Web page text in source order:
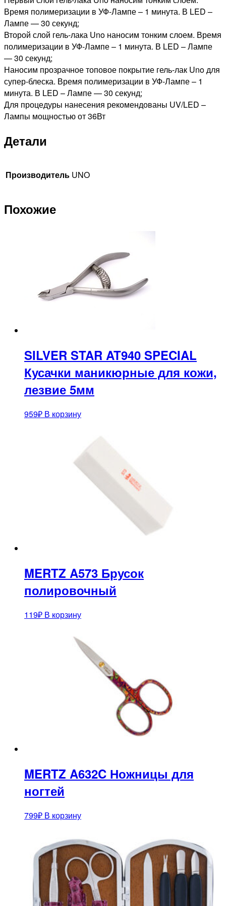
Время полимеризации в УФ-Лампе – 1 минута. В LED –
Лампе — 30 секунд;
Второй слой гель-лака Uno наносим тонким слоем. Время
полимеризации в УФ-Лампе – 1 минута. В LED – Лампе
— 30 секунд;
Наносим прозрачное топовое покрытие гель-лак Uno для
супер-блеска. Время полимеризации в УФ-Лампе – 1
минута. В LED – Лампе — 30 секунд;
Для процедуры нанесения рекомендованы UV/LED –
Лампы мощностью от 36Вт
Детали
Производитель UNO
Похожие
SILVER STAR AT940 SPECIAL
Кусачки маникюрные для кожи,
лезвие 5мм
959₽ В корзину
MERTZ A573 Брусок
полировочный
119₽ В корзину
MERTZ A632C Ножницы для
ногтей
799₽ В корзину